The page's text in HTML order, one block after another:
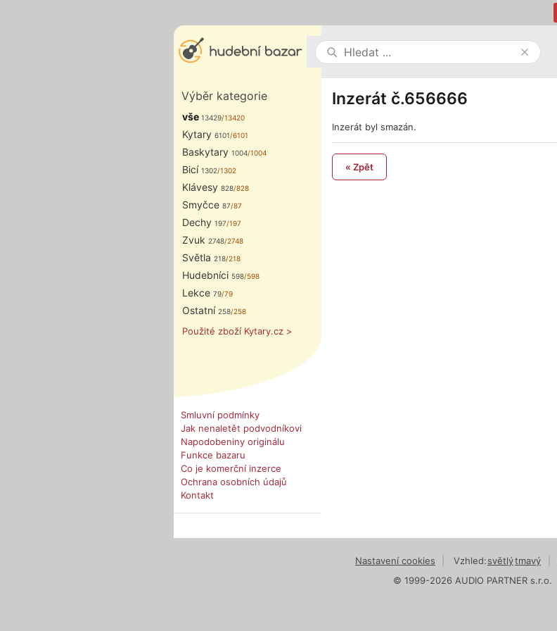
Výběr kategorie
vše 13429/13420
Kytary 6101/6101
Baskytary 1004/1004
Bicí 1302/1302
Klávesy 828/828
Smyčce 87/87
Dechy 197/197
Zvuk 2748/2748
Světla 218/218
Hudebníci 598/598
Lekce 79/79
Ostatní 258/258
Použité zboží Kytary.cz >
Smluvní podmínky
Jak nenaletět podvodníkovi
Napodobeniny originálu
Funkce bazaru
Co je komerční inzerce
Ochrana osobních údajů
Kontakt
Inzerát č.656666
Inzerát byl smazán.
« Zpět
Nastavení cookies Vzhled:světlýtmavý
© 1999-2026 AUDIO PARTNER s.r.o.